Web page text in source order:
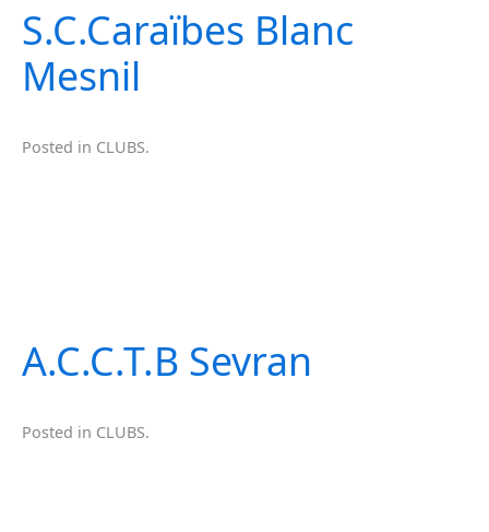
S.C.Caraïbes Blanc
Mesnil
Posted in CLUBS.
A.C.C.T.B Sevran
Posted in CLUBS.